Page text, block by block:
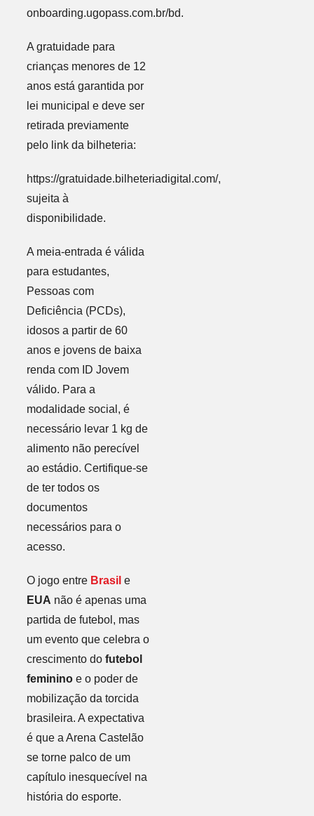
onboarding.ugopass.com.br/bd.
A gratuidade para
crianças menores de 12
anos está garantida por
lei municipal e deve ser
retirada previamente
pelo link da bilheteria:
https://gratuidade.bilheteriadigital.com/,
sujeita à
disponibilidade.
A meia-entrada é válida
para estudantes,
Pessoas com
Deficiência (PCDs),
idosos a partir de 60
anos e jovens de baixa
renda com ID Jovem
válido. Para a
modalidade social, é
necessário levar 1 kg de
alimento não perecível
ao estádio. Certifique-se
de ter todos os
documentos
necessários para o
acesso.
O jogo entre Brasil e
EUA não é apenas uma
partida de futebol, mas
um evento que celebra o
crescimento do futebol
femininoe o poder de
mobilização da torcida
brasileira. A expectativa
é que a Arena Castelão
se torne palco de um
capítulo inesquecível na
história do esporte.